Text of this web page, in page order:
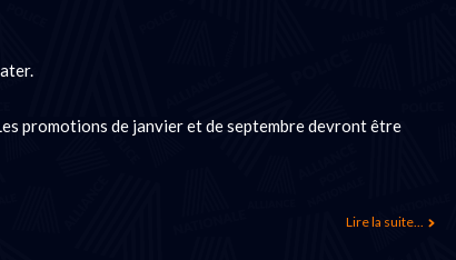
promotions de janvier et de septembre devront être
Lire la suite...